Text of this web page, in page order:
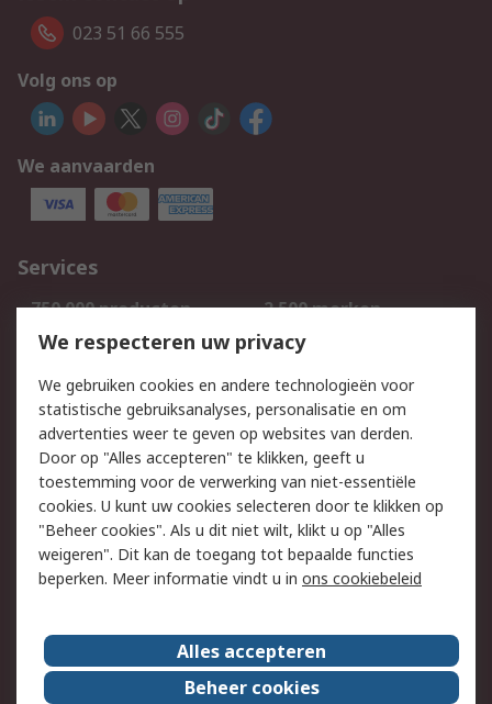
023 51 66 555
Volg ons op
We aanvaarden
Services
750.000 producten
2.500 merken
Bestellen
Inkoopoplossingen
Track & Trace
Wettelijk
Cookiebeleid
Email veiligheid
Privacybeleid
Websitevoorwaarden
Algemene
verkoopvoorwaarden
Over RS
RS Group
Over ons
We respecteren uw privacy
We gebruiken cookies en andere technologieën voor
statistische gebruiksanalyses, personalisatie en om
advertenties weer te geven op websites van derden.
Door op "Alles accepteren" te klikken, geeft u
toestemming voor de verwerking van niet-essentiële
cookies. U kunt uw cookies selecteren door te klikken op
"Beheer cookies". Als u dit niet wilt, klikt u op "Alles
weigeren". Dit kan de toegang tot bepaalde functies
beperken. Meer informatie vindt u in ons cookiebeleid
Alles accepteren
Beheer cookies